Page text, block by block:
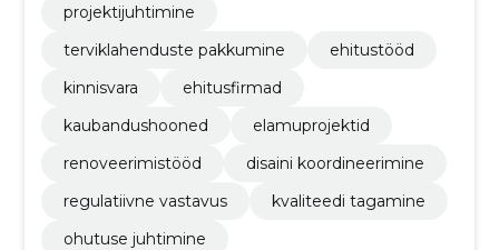
projektijuhtimine
terviklahenduste pakkumine
ehitustööd
kinnisvara
ehitusfirmad
kaubandushooned
elamuprojektid
renoveerimistööd
disaini koordineerimine
regulatiivne vastavus
kvaliteedi tagamine
ohutuse juhtimine